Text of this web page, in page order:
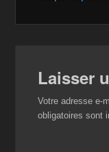
b
k
Laisser
Votre adresse e-
obligatoires sont